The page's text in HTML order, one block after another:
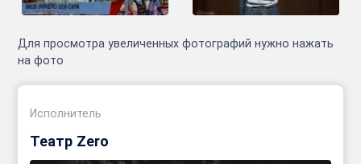
Для просмотра увеличенных фотографий нужно нажать
на фото
Исполнитель
Театр Zero